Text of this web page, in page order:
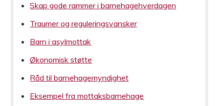
Skap gode rammer i barnehagehverdagen
Traumer og reguleringsvansker
Barn i asylmottak
Økonomisk støtte
Råd til barnehagemyndighet
Eksempel fra mottaksbarnehage